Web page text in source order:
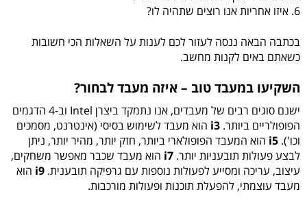
6. איזו אחריות אנו רוצים שתהיה לו?
בכתבה הבאה ננסה לעזור לכם לענות על השאלות הכי חשובות
כשאתם באים לקנות מחשב.
השקיעו במעבד טוב – איזה מעבד לבחור?
ישנם סוגים רבים של מעבדים, אנו נתמקד ביצרן Intel וב-4 הדגמים
הפופולריים ביותר. i3 הוא מעבד לשימוש בסיסי (אינטרנט, מסמכים
וכו').
הוא המעבד הפופולארי ביותר, חזק יותר, מהיר יותר, ניתן
לבצע פעולות תובעניות יותר. i7 הוא מעבד שכבר מאפשר משחקים,
עיצוב, עריכה ומסייע לפעולות נוספות עם גרפיקה תובענית.
הוא
מעבד עוצמתי, להפעלת תוכנות ופעולות מורכבות.